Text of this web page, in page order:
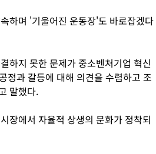
하며 '기울어진 운동장'도 바로잡겠다
하지 못한 문제가 중소벤처기업 혁신
정과 갈등에 대해 의견을 수렴하고 조
말했다.
장에서 자율적 상생의 문화가 정착되